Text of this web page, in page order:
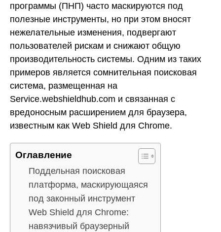
программы (ПНП) часто маскируются под
полезные инструменты, но при этом вносят
нежелательные изменения, подвергают
пользователей рискам и снижают общую
производительность системы. Одним из таких
примеров является сомнительная поисковая
система, размещенная на
Service.webshieldhub.com и связанная с
вредоносным расширением для браузера,
известным как Web Shield для Chrome.
Оглавление
Поддельная поисковая
платформа, маскирующаяся
под законный инструмент
Web Shield для Chrome:
навязчивый браузерный